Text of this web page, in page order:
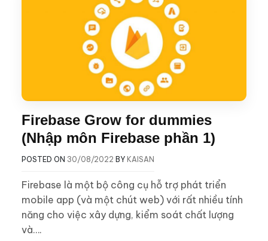
Firebase Grow for dummies
(Nhập môn Firebase phần 1)
POSTED ON 30/08/2022 BY KAISAN
Firebase là một bộ công cụ hỗ trợ phát triển
mobile app (và một chút web) với rất nhiều tính
năng cho việc xây dựng, kiểm soát chất lượng
và….